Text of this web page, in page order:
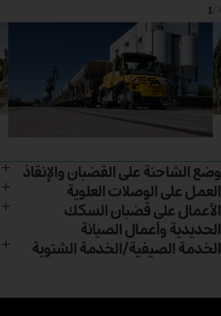
1
وضع الشاحنة على القضبان والإنقاذ
العمل على الوصلات العلوية
الأعمال على قضبان السكك
الحديدية وأعمال الصيانة
الخدمة الصيفية/الخدمة الشتوية